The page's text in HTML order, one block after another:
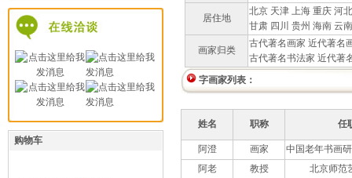
购物车
居住地
北京 天津 上海 重庆 河北
甘肃 四川 贵州 海南 云南
画家归类
古代著名画家 近代著名
古代著名书法家 近代著
字画家列表：
姓名 职称 任
阿澄 画家
中国老年书画
阿老
教授
北京师范